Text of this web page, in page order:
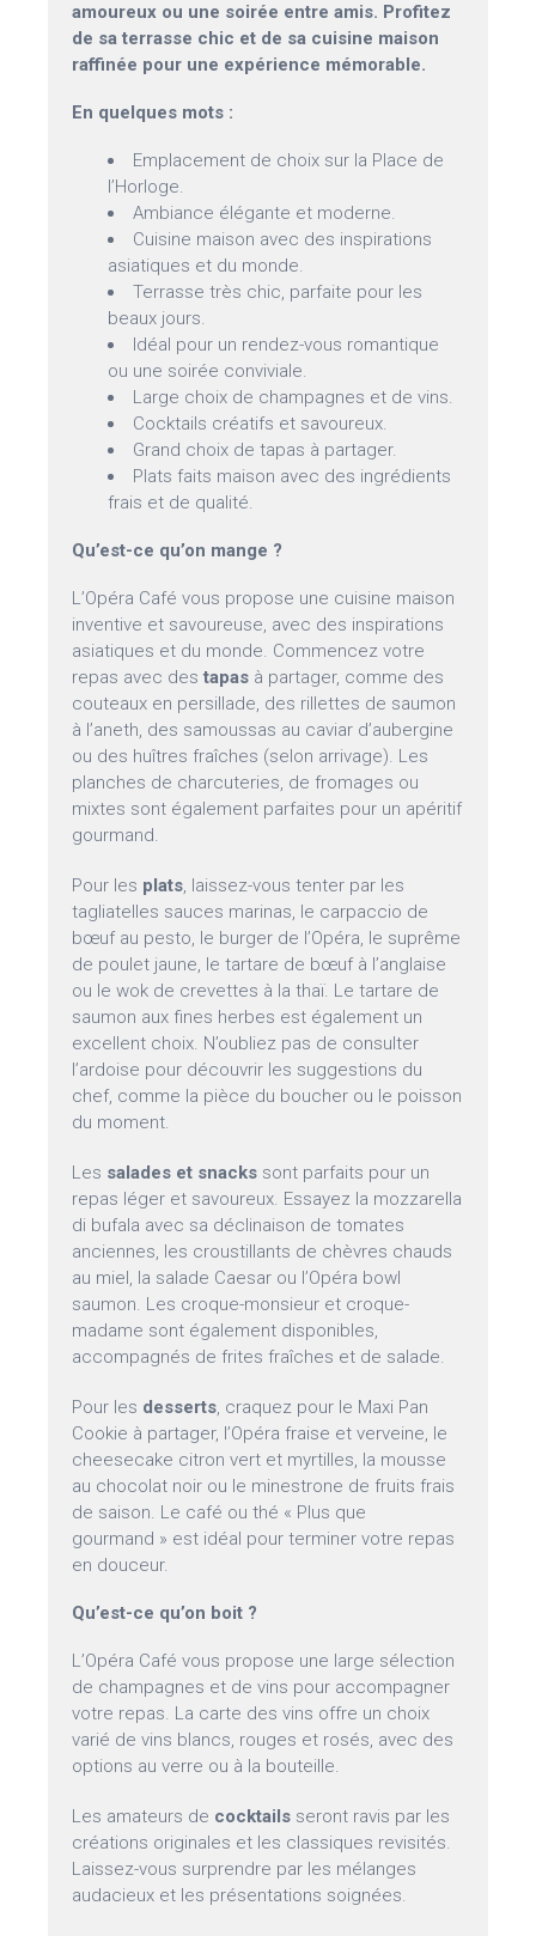
amoureux ou une soirée entre amis. Profitez
de sa terrasse chic et de sa cuisine maison
raffinée pour une expérience mémorable.
En quelques mots :
Emplacement de choix sur la Place de
l’Horloge.
Ambiance élégante et moderne.
Cuisine maison avec des inspirations
asiatiques et du monde.
Terrasse très chic, parfaite pour les
beaux jours.
Idéal pour un rendez-vous romantique
ou une soirée conviviale.
Large choix de champagnes et de vins.
Cocktails créatifs et savoureux.
Grand choix de tapas à partager.
Plats faits maison avec des ingrédients
frais et de qualité.
Qu’est-ce qu’on mange ?
L’Opéra Café vous propose une cuisine maison
inventive et savoureuse, avec des inspirations
asiatiques et du monde. Commencez votre
repas avec destapas à partager, comme des
couteaux en persillade, des rillettes de saumon
à l’aneth, des samoussas au caviar d’aubergine
ou des huîtres fraîches (selon arrivage). Les
planches de charcuteries, de fromages ou
mixtes sont également parfaites pour un apéritif
gourmand.
Pour les plats, laissez-vous tenter par les
tagliatelles sauces marinas, le carpaccio de
bœuf au pesto, le burger de l’Opéra, le suprême
de poulet jaune, le tartare de bœuf à l’anglaise
ou le wok de crevettes à la thaï. Le tartare de
saumon aux fines herbes est également un
excellent choix. N’oubliez pas de consulter
l’ardoise pour découvrir les suggestions du
chef, comme la pièce du boucher ou le poisson
du moment.
Les salades et snacks sont parfaits pour un
repas léger et savoureux. Essayez la mozzarella
di bufala avec sa déclinaison de tomates
anciennes, les croustillants de chèvres chauds
au miel, la salade Caesar ou l’Opéra bowl
saumon. Les croque-monsieur et croque-
madame sont également disponibles,
accompagnés de frites fraîches et de salade.
Pour les desserts, craquez pour le Maxi Pan
Cookie à partager, l’Opéra fraise et verveine, le
cheesecake citron vert et myrtilles, la mousse
au chocolat noir ou le minestrone de fruits frais
de saison. Le café ou thé « Plus que
gourmand » est idéal pour terminer votre repas
en douceur.
Qu’est-ce qu’on boit ?
L’Opéra Café vous propose une large sélection
de champagnes et de vins pour accompagner
votre repas. La carte des vins offre un choix
varié de vins blancs, rouges et rosés, avec des
options au verre ou à la bouteille.
Les amateurs de cocktails seront ravis par les
créations originales et les classiques revisités.
Laissez-vous surprendre par les mélanges
audacieux et les présentations soignées.